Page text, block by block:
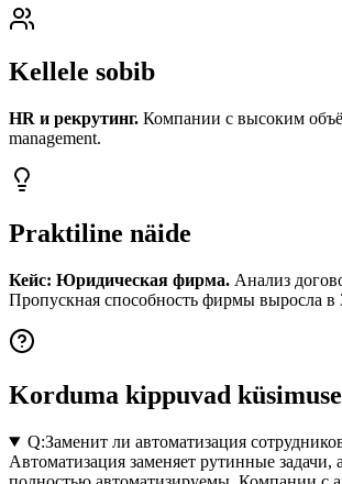
Kellele sobib
HR и рекрутинг. Компании с высоким
management.
Praktiline näide
Кейс: Юридическая фирма. Анализ
Пропускная способность фирмы выросла в
Korduma kippuvad
Q:Заменит ли автоматизация
Автоматизация заменяет рутинные